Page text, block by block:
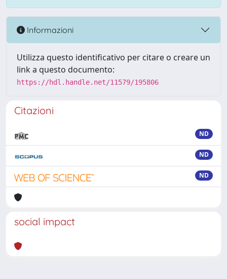
Informazioni
Utilizza questo identificativo per citare o creare un
link a questo documento:
https://hdl.handle.net/11579/195806
Citazioni
ND
ND
ND
social impact